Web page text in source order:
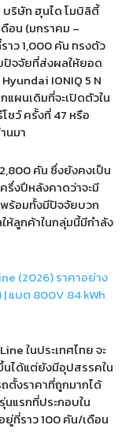
บริษัท ฮุนได โมบิลิตี้
ดือน (มกราคม –
าว1,000คัน ทรงตัว
ปัจจัยที่ส่งผลให้ยอด
Hyundai IONIQ 5 N
แผนเดิมที่จะเปิดตัวใน
ชว์ ครั้งที่47 หรือ
นมา
2,800คัน ซึ่งยังคงเป็น
งปีหลังคาดว่าจะมี
ร้อมทั้งมีปัจจัยบวก
ลูกค้าในกลุ่มนี้มีกำลัง
(2026) ราคาอย่าง
| แบต 800V 84 kWh
ในประเทศไทย จะ
นได้แต่ยังมีอุปสรรคใน
ตั้งราคาที่ถูกมากได้
แรกที่ประกอบใน
ยู่ที่ราว100คัน/เดือน